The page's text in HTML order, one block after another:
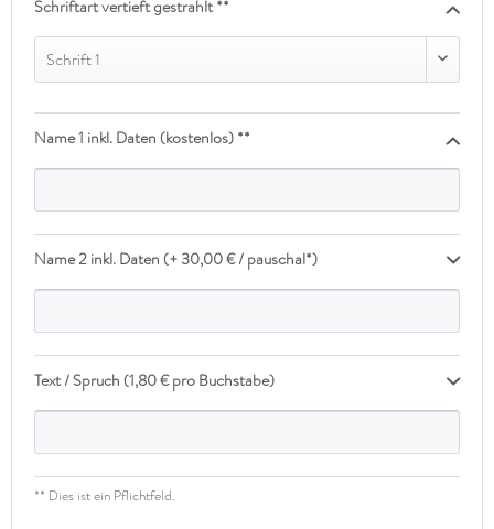
Schriftart vertieft gestrahlt **
Schrift 1
Name 1 inkl. Daten (kostenlos) **
Name 2 inkl. Daten (+ 30,00 € / pauschal*)
Text / Spruch (1,80 € pro Buchstabe)
** Dies ist ein Pflichtfeld.